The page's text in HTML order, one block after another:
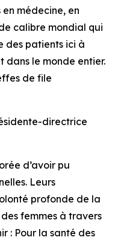
médecine, en
calibre mondial qui
des patients ici à
dans le monde entier.
de file
directrice
d’avoir pu
Leurs
profonde de la
femmes à travers
: Pour la santé des